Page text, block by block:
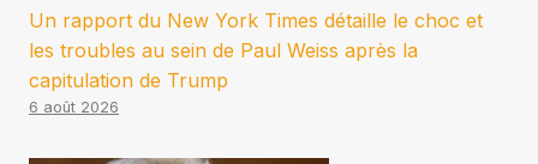
Un rapport du New York Times détaille le choc et
les troubles au sein de Paul Weiss après la
capitulation de Trump
6 août 2026